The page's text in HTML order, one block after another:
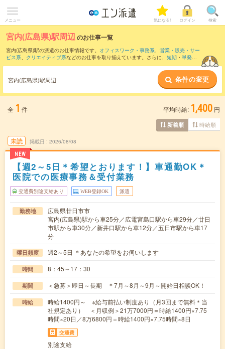
メニュー 気になる! ログイン 検索
宮内(広島県)駅周辺のお仕事一覧
宮内(広島県)駅の派遣のお仕事情報です。 オフィスワーク・事務系、 営業・販売・サー
ビス系、 クリエイティブ系などのお仕事を取り揃えています。さらに、 短期 ・ 単発な
また、五日市駅・鷹野橋駅
など近隣駅のお仕事もご
確認いただけます。
宮内(広島県)駅周辺 条件の変更
全 1 件 平均時給: 1,400 円
新着順 時給順
未読
NEW
掲載日 2026/08/08
【週2～5日＊希望とおります！】車通勤OK＊
医院での医療事務＆受付業務
交通費別途支給あり WEB登録OK 派遣
勤務地
広島県廿日市市
宮内(広島県)駅から車25分／広電宮島口駅から車29分／廿日
市駅から車30分／新井口駅から車12分／五日市駅から車17
分
曜日頻度 週2～5日 ＊あなたの希望をお伺いします
時間 8：45～17：30
期間 ＜急募＞即日～長期 ＊7月～8月～9月～開始日相談OK！
時給
時給1400円～ ※給与前払い制度あり（月3回まで無料＊当
社規定あり） ＜月収例＞21万7000円＝時給1400円×7.75
時間×20日／8万6800円＝時給1400円×7.75時間×8日
交通費
別途支給